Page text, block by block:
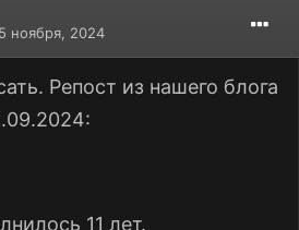
ноября, 2024
Репост из нашего блога
11 лет.